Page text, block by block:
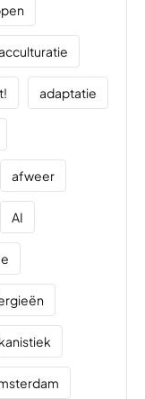
adaptatie
afweer
AI